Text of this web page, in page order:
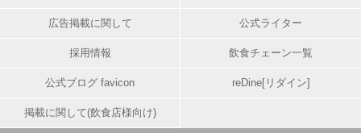
広告掲載に関して 公式ライター
採用情報 飲食チェーン一覧
公式ブログ favicon reDine[リダイン]
掲載に関して(飲食店様向け)